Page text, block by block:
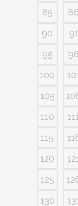
85
86
90
91
95
96
100
105
110
111
115
120
121
125
130
131